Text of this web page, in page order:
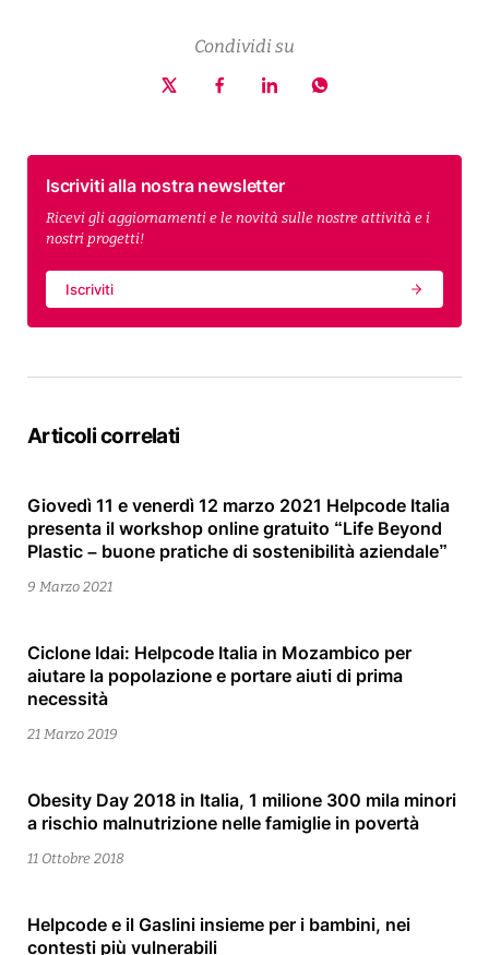
Iscriviti alla nostra newsletter
Ricevi gli aggiornamenti e le novità sulle nostre attività e i
nostri progetti!
Iscriviti
Condividi su
Articoli correlati
Giovedì 11 e venerdì 12 marzo 2021 Helpcode Italia
presenta il workshop online gratuito “Life Beyond
Plastic – buone pratiche di sostenibilità aziendale”
9 Marzo 2021
9
Marzo
2021
Ciclone Idai: Helpcode Italia in Mozambico per
aiutare la popolazione e portare aiuti di prima
necessità
21 Marzo 2019
27
Marzo
2019
Obesity Day 2018 in Italia, 1 milione 300 mila minori
a rischio malnutrizione nelle famiglie in povertà
11 Ottobre 2018
11
Ottobre
2018
Helpcode e il Gaslini insieme per i bambini, nei
contesti più vulnerabili
4